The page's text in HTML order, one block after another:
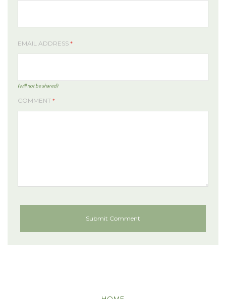
EMAIL ADDRESS *
(will not be shared)
COMMENT *